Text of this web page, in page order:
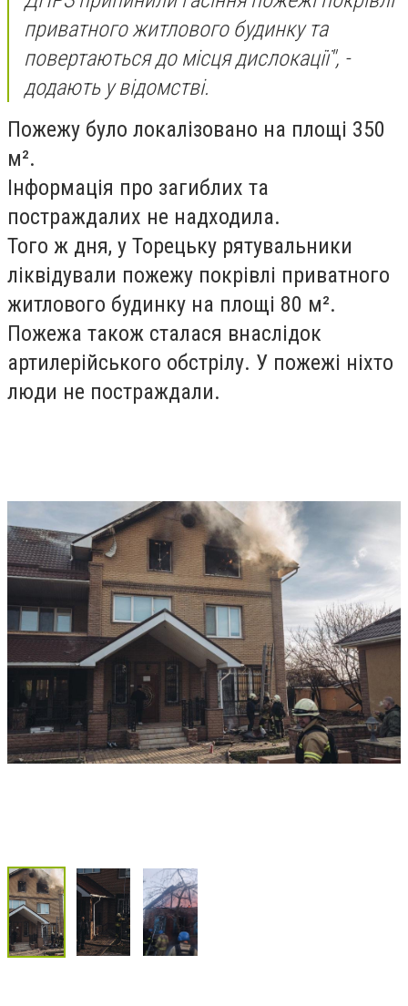
приватного житлового будинку та
повертаються до місця дислокації", -
додають у відомстві.
Пожежу було локалізовано на площі 350
м².
Інформація про загиблих та
постраждалих не надходила.
Того ж дня, у Торецьку рятувальники
ліквідували пожежу покрівлі приватного
житлового будинку на площі 80 м².
Пожежа також сталася внаслідок
артилерійського обстрілу. У пожежі ніхто
люди не постраждали.